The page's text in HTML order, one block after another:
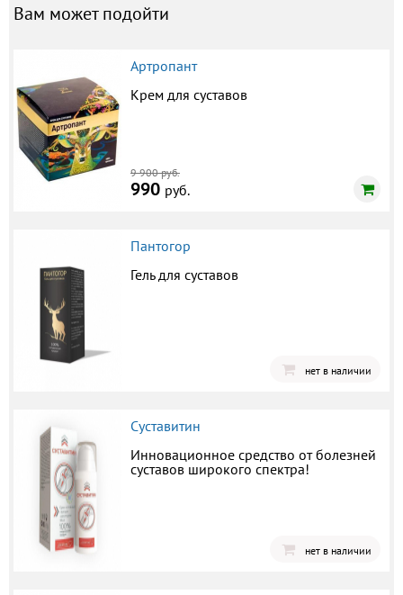
Вам может подойти
Артропант
Крем для суставов
9 900 руб.
990 руб.
Пантогор
Гель для суставов
нет в наличии
Суставитин
Инновационное средство от болезней
суставов широкого спектра!
нет в наличии